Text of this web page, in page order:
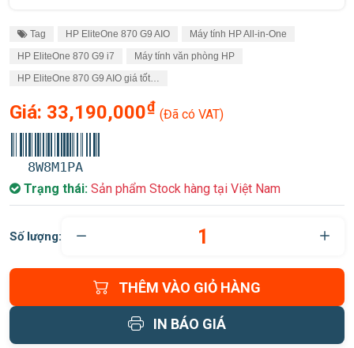
Tag HP EliteOne 870 G9 AIO
Máy tính HP All-in-One
HP EliteOne 870 G9 i7
Máy tính văn phòng HP
HP EliteOne 870 G9 AIO giá tốt…
Giá: 33,190,000₫ (Đã có VAT)
8W8M1PA
Trạng thái: Sản phẩm Stock hàng tại Việt Nam
Số lượng:
THÊM VÀO GIỎ HÀNG
IN BÁO GIÁ